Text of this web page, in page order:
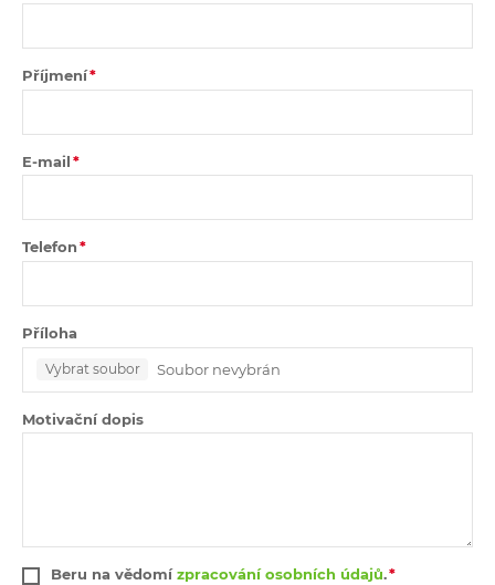
Příjmení
E-mail
Telefon
Příloha
Vybrat soubor Soubor nevybrán
Motivační dopis
Beru na vědomízpracování osobních údajů.